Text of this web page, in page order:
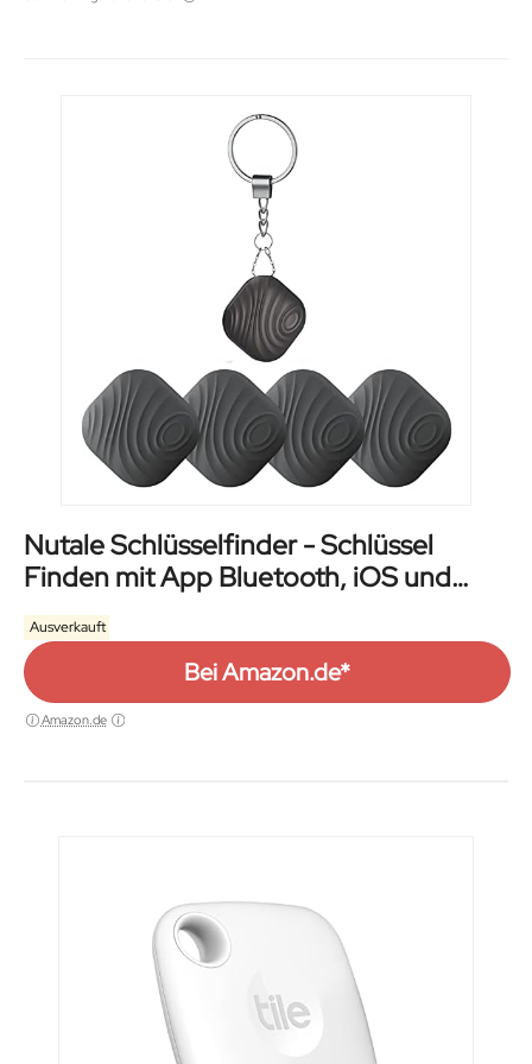
Nutale Schlüsselfinder - Schlüssel
Finden mit App Bluetooth, iOS und
Android Community Suchfunktion,
Item Tracker Support Fernbedienung,
Wallet Tracker, Gute Idee für Ihre
verlorenen Gegenstände
Ausverkauft
Bei Amazon.de*
Amazon.de